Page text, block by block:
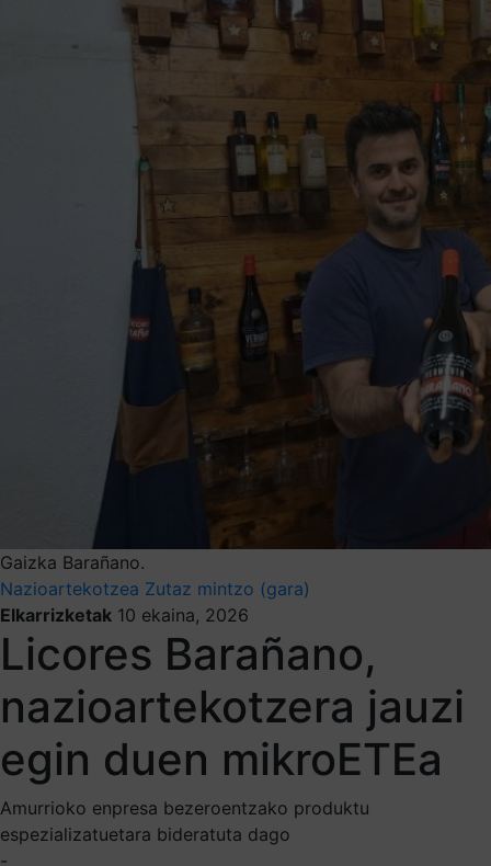
Gaizka Barañano.
Nazioartekotzea Zutaz mintzo (gara)
Elkarrizketak 10 ekaina, 2026
Licores Barañano,
nazioartekotzera jauzi
egin duen mikroETEa
Amurrioko enpresa bezeroentzako produktu
espezializatuetara bideratuta dago
-